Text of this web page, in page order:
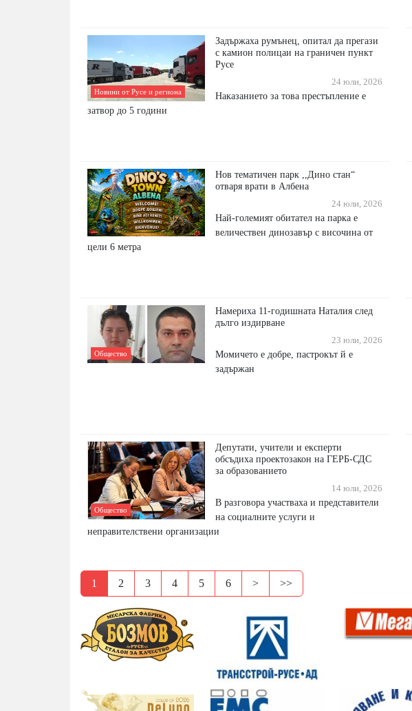
Новини от Русе и региона
Задържаха румънец, опитал да прегази
с камион полицаи на граничен пункт
Русе
24 юли, 2026
Наказанието за това престъпление е
затвор до 5 години
Нов тематичен парк ,,Дино стан“
отваря врати в Албена
24 юли, 2026
Най-големият обитател на парка е
величествен динозавър с височина от
цели 6 метра
Общество
Намериха 11-годишната Наталия след
дълго издирване
23 юли, 2026
Момичето е добре, пастрокът й е
задържан
Общество
Депутати, учители и експерти
обсъдиха проектозакон на ГЕРБ-СДС
за образованието
14 юли, 2026
В разговора участваха и представители
на социалните услуги и
неправителствени организации
1 2 3 4 5 6 > >>